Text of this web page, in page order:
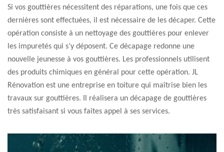
Si vos gouttières nécessitent des réparations, une fois que ces
dernières sont effectuées, il est nécessaire de les décaper. Cette
opération consiste à un nettoyage des gouttières pour enlever
les impuretés qui s’y déposent. Ce décapage redonne une
nouvelle jeunesse à vos gouttières. Les professionnels utilisent
des produits chimiques en général pour cette opération. JL
Rénovation est une entreprise en toiture qui maîtrise bien les
travaux sur gouttières. Il réalisera un décapage de gouttières
très satisfaisant si vous faites appel à ses services.